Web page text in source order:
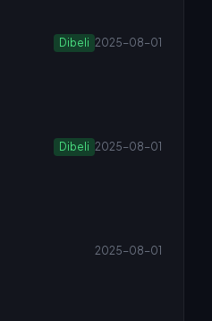
Dibeli 2025-08-01
Dibeli 2025-08-01
2025-08-01